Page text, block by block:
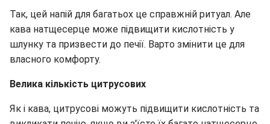
Так, цей напій для багатьох це справжній ритуал. Але
кава натщесерце може підвищити кислотність у
шлунку та призвести до печії. Варто змінити це для
власного комфорту.
Велика кількість цитрусових
Як і кава, цитрусові можуть підвищити кислотність та